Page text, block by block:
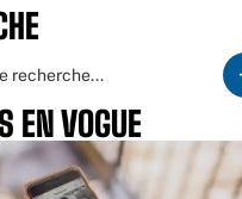
EN VOGUE